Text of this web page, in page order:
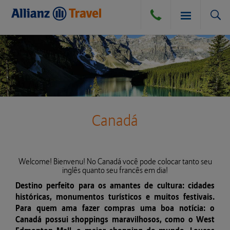
SEGURO VIAGEM
SEGURO VIAGEM AÉREO
SEGURO VIAGEM MARÍTIMO
CANCELAMENTO POR DIVERSAS CAUSAS
DÚVIDAS E DICAS
PERGUNTAS FREQUENTES
ATENDIMENTO
Canadá
Welcome! Bienvenu! No Canadá você pode colocar tanto seu
inglês quanto seu francês em dia!
Destino perfeito para os amantes de cultura: cidades
históricas, monumentos turísticos e muitos festivais.
Para quem ama fazer compras uma boa notícia: o
Canadá possui shoppings maravilhosos, como o West